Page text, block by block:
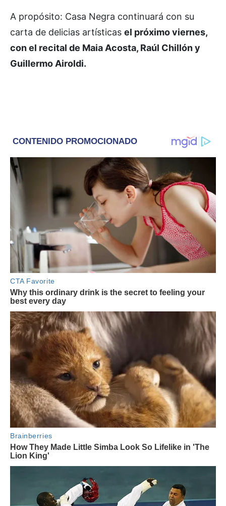
A propósito: Casa Negra continuará con su
carta de delicias artísticas el próximo viernes,
con el recital de Maia Acosta, Raúl Chillón y
Guillermo Airoldi.